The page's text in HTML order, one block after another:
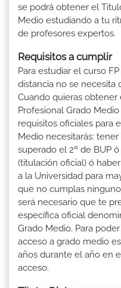
se podrá obtener el
Medio estudiando a tu
de profesores expertos.
Requisitos a cumplir
Para estudiar el curso
distancia no se necesita
Cuando quieras
Profesional Grado
requisitos oficiales para
Medio necesitarás:
superado el 2º de BUP
(titulación oficial) ó
a la Universidad para
que no cumplas
será necesario que te
específica oficial
Grado Medio. Para
acceso a grado medio
años durante el año en
acceso.